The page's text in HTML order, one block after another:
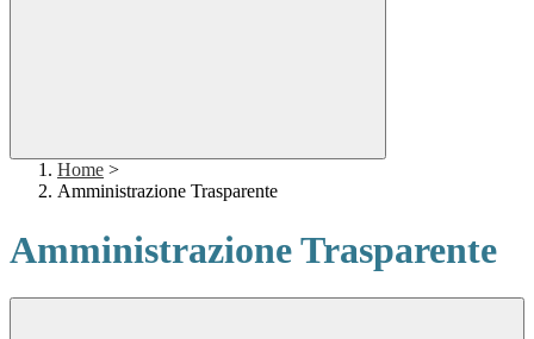
Home >
Amministrazione Trasparente
Amministrazione Trasparente